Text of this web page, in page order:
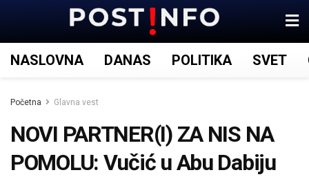
NASLOVNA DANAS POLITIKA SVET
Početna Glavna vest
NOVI PARTNER(I) ZA NIS NA
POMOLU: Vučić u Abu Dabiju